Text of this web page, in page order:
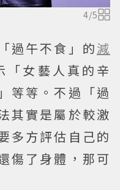
4/5
過午不食」的減
「女藝人真的辛
等等。不過「過
其實是屬於較激
多方評估自己的
傷了身體，那可